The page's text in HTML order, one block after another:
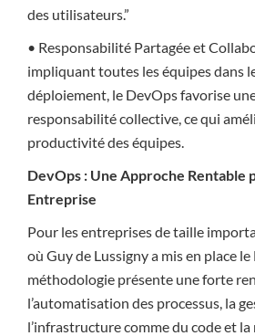
des utilisateurs.”
• Responsabilité Partagée et
impliquant toutes les équipes dans
déploiement, le DevOps favorise
responsabilité collective, ce qui
productivité des équipes.
DevOps : Une Approche Rentable
Entreprise
Pour les entreprises de taille
où Guy de Lussigny a mis en place
méthodologie présente une forte
l’automatisation des processus, la
l’infrastructure comme du code et la